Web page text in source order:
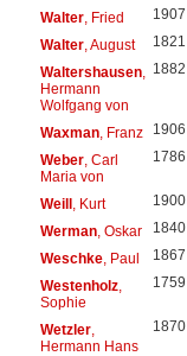
Walter, Fried 1907
Walter, August 1821
Waltershausen,
Hermann
Wolfgang von
1882
Waxman, Franz 1906
Weber, Carl
Maria von
1786
Weill, Kurt 1900
Werman, Oskar 1840
Weschke, Paul 1867
Westenholz,
Sophie
1759
Wetzler,
Hermann Hans
1870